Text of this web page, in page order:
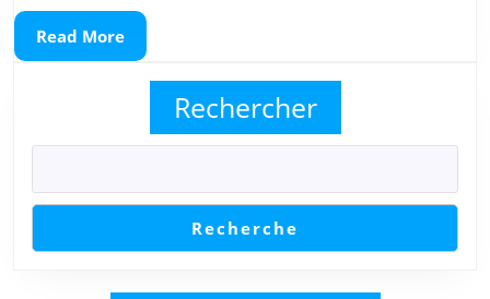
Marc
Jacobs
Read MoreRead
More
Rechercher
Recherche